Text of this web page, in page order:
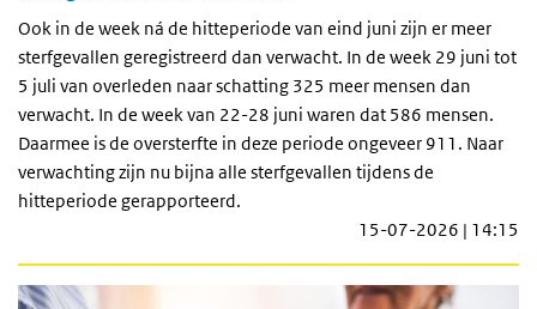
Ook in de week ná de hitteperiode van eind juni zijn er meer
sterfgevallen geregistreerd dan verwacht. In de week 29 juni tot
5 juli van overleden naar schatting 325 meer mensen dan
verwacht. In de week van 22-28 juni waren dat 586 mensen.
Daarmee is de oversterfte in deze periode ongeveer 911. Naar
verwachting zijn nu bijna alle sterfgevallen tijdens de
hitteperiode gerapporteerd.
15-07-2026 | 14:15